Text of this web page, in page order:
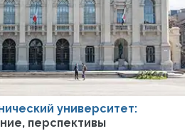
университет:
перспективы